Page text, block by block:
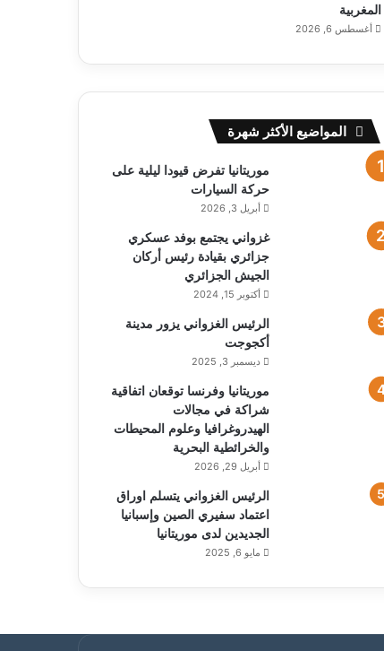
المغربية
أغسطس 6, 2026
المواضيع الأكثر شهرة
موريتانيا تفرض قيودا ليلية على
حركة السيارات
أبريل 3, 2026
غزواني يجتمع بوفد عسكري
جزائري بقيادة رئيس أركان
الجيش الجزائري
أكتوبر 15, 2024
الرئيس الغزواني يزور مدينة
أكجوجت
ديسمبر 3, 2025
موريتانيا وفرنسا توقعان اتفاقية
شراكة في مجالات
الهيدروغرافيا وعلوم المحيطات
والخرائطية البحرية
أبريل 29, 2026
الرئيس الغزواني يتسلم اوراق
اعتماد سفيري الصين وإسبانيا
الجديدين لدى موريتانيا
مايو 6, 2025